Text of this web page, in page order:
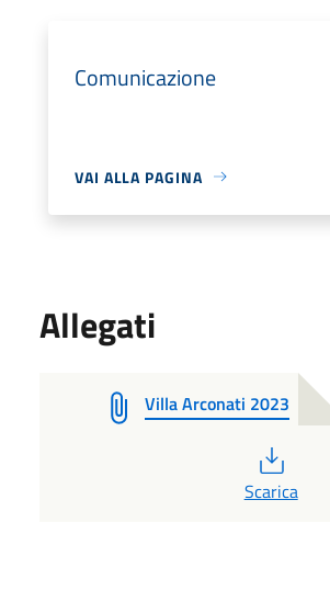
Comunicazione
VAI ALLA PAGINA
Allegati
Villa Arconati 2023
Scarica